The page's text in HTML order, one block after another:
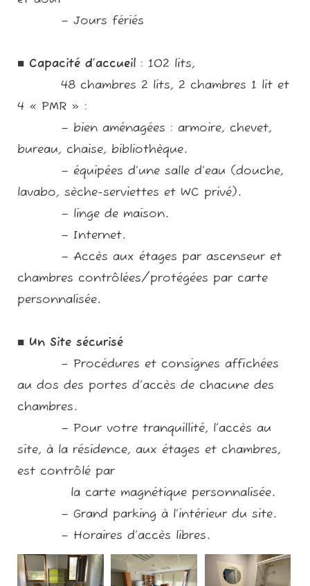
– Jours fériés
■ Capacité d’accueil : 102 lits,
48 chambres 2 lits, 2 chambres 1 lit et
4 « PMR » :
– bien aménagées : armoire, chevet,
bureau, chaise, bibliothèque.
– équipées d’une salle d’eau (douche,
lavabo, sèche-serviettes et WC privé).
– linge de maison.
– Internet.
– Accès aux étages par ascenseur et
chambres contrôlées/protégées par carte
personnalisée.
■ Un Site sécurisé
– Procédures et consignes affichées
au dos des portes d’accès de chacune des
chambres.
– Pour votre tranquillité, l’accès au
site, à la résidence, aux étages et chambres,
est contrôlé par
la carte magnétique personnalisée.
– Grand parking à l’intérieur du site.
– Horaires d’accès libres.